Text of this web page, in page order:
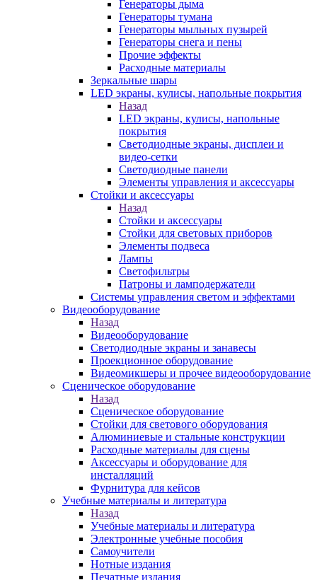
Генераторы дыма
Генераторы тумана
Генераторы мыльных пузырей
Генераторы снега и пены
Прочие эффекты
Расходные материалы
Зеркальные шары
LED экраны, кулисы, напольные покрытия
Назад
LED экраны, кулисы, напольные
покрытия
Светодиодные экраны, дисплеи и
видео-сетки
Светодиодные панели
Элементы управления и аксессуары
Стойки и аксессуары
Назад
Стойки и аксессуары
Стойки для световых приборов
Элементы подвеса
Лампы
Светофильтры
Патроны и ламподержатели
Системы управления светом и эффектами
Видеооборудование
Назад
Видеооборудование
Светодиодные экраны и занавесы
Проекционное оборудование
Видеомикшеры и прочее видеооборудование
Сценическое оборудование
Назад
Сценическое оборудование
Стойки для светового оборудования
Алюминиевые и стальные конструкции
Расходные материалы для сцены
Аксессуары и оборудование для
инсталляций
Фурнитура для кейсов
Учебные материалы и литература
Назад
Учебные материалы и литература
Электронные учебные пособия
Самоучители
Нотные издания
Печатные издания